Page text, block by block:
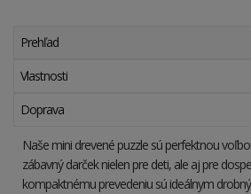
Prehľad
Vlastnosti
Doprava
Naše mini drevené puzzle sú perfektnou
zábavný darček nielen pre deti, ale aj pre
kompaktnému prevedeniu sú ideálnym